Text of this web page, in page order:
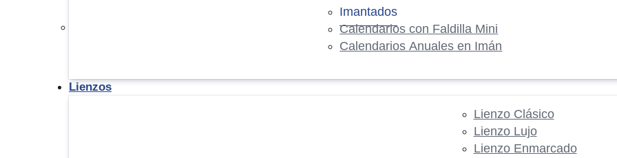
Imantados
Calendarios con Faldilla Mini
Calendarios Anuales en Imán
Lienzos
Lienzo Clásico
Lienzo Lujo
Lienzo Enmarcado